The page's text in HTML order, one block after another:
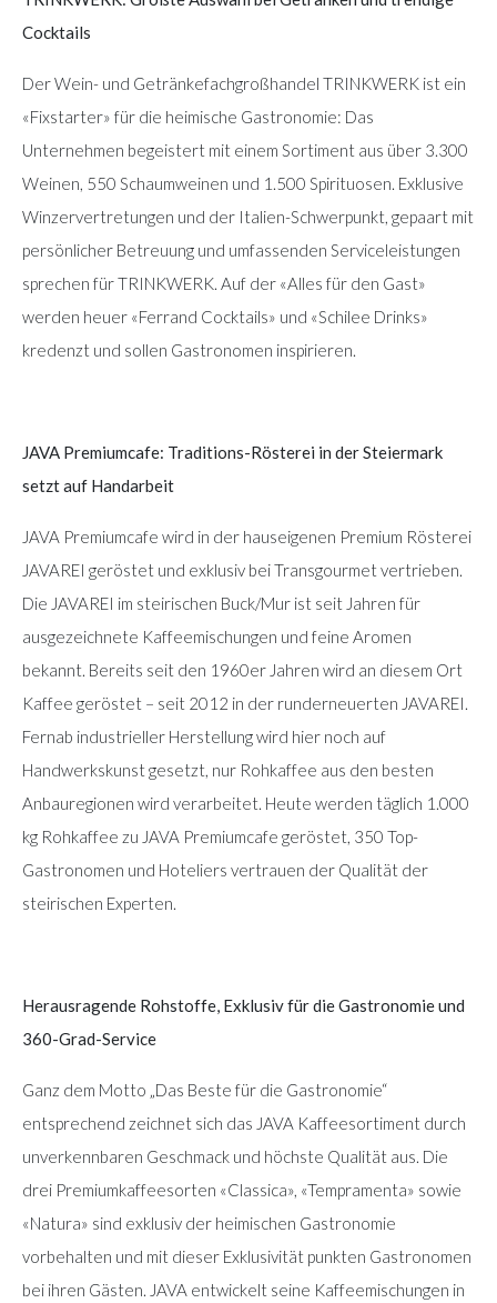
Cocktails
Der Wein- und Getränkefachgroßhandel TRINKWERK ist ein
«Fixstarter» für die heimische Gastronomie: Das
Unternehmen begeistert mit einem Sortiment aus über 3.300
Weinen, 550 Schaumweinen und 1.500 Spirituosen. Exklusive
Winzervertretungen und der Italien-Schwerpunkt, gepaart mit
persönlicher Betreuung und umfassenden Serviceleistungen
sprechen für TRINKWERK. Auf der «Alles für den Gast»
werden heuer «Ferrand Cocktails» und «Schilee Drinks»
kredenzt und sollen Gastronomen inspirieren.
JAVA Premiumcafe: Traditions-Rösterei in der Steiermark
setzt auf Handarbeit
JAVA Premiumcafe wird in der hauseigenen Premium Rösterei
JAVAREI geröstet und exklusiv bei Transgourmet vertrieben.
Die JAVAREI im steirischen Buck/Mur ist seit Jahren für
ausgezeichnete Kaffeemischungen und feine Aromen
bekannt. Bereits seit den 1960er Jahren wird an diesem Ort
Kaffee geröstet – seit 2012 in der runderneuerten JAVAREI.
Fernab industrieller Herstellung wird hier noch auf
Handwerkskunst gesetzt, nur Rohkaffee aus den besten
Anbauregionen wird verarbeitet. Heute werden täglich 1.000
kg Rohkaffee zu JAVA Premiumcafe geröstet, 350 Top-
Gastronomen und Hoteliers vertrauen der Qualität der
steirischen Experten.
Herausragende Rohstoffe, Exklusiv für die Gastronomie und
360-Grad-Service
Ganz dem Motto „Das Beste für die Gastronomie“
entsprechend zeichnet sich das JAVA Kaffeesortiment durch
unverkennbaren Geschmack und höchste Qualität aus. Die
drei Premiumkaffeesorten «Classica», «Tempramenta» sowie
«Natura» sind exklusiv der heimischen Gastronomie
vorbehalten und mit dieser Exklusivität punkten Gastronomen
bei ihren Gästen. JAVA entwickelt seine Kaffeemischungen in